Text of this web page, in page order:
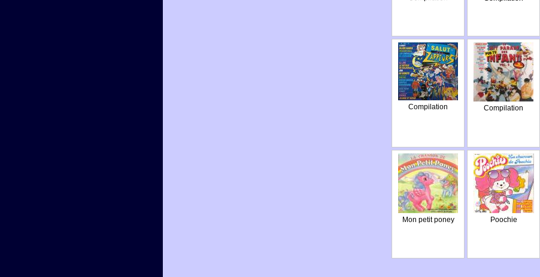
Compilation Compilation
Mon petit poney Poochie